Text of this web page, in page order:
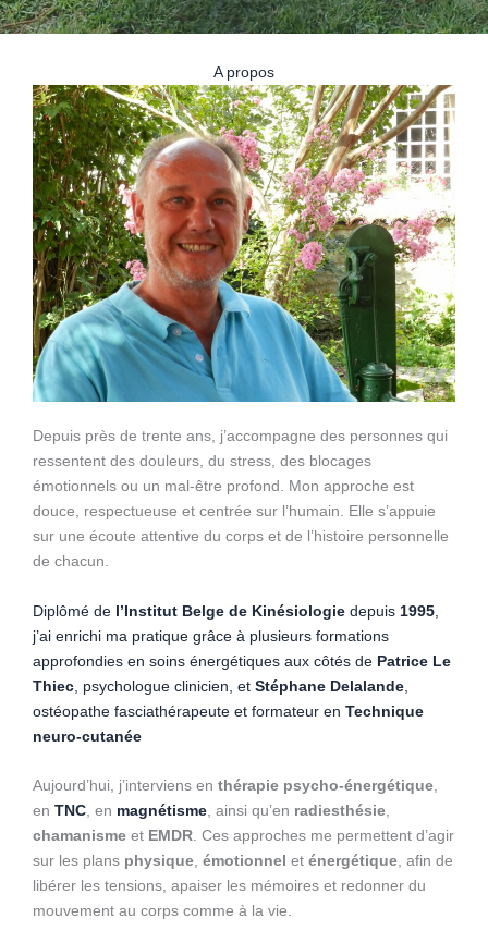
A propos
Depuis près de trente ans, j’accompagne des personnes qui
ressentent des douleurs, du stress, des blocages
émotionnels ou un mal-être profond. Mon approche est
douce, respectueuse et centrée sur l’humain. Elle s’appuie
sur une écoute attentive du corps et de l’histoire personnelle
de chacun.
Diplômé de l’Institut Belge de Kinésiologie depuis 1995
j’ai enrichi ma pratique grâce à plusieurs formations
approfondies en soins énergétiques aux côtés de Patrice Le
Thiec , psychologue clinicien, et Stéphane Delalande
ostéopathe fasciathérapeute et formateur en Technique
neuro-cutanée
Aujourd’hui, j’interviens en thérapie psycho-énergétique
en TNC , en magnétisme , ainsi qu’en radiesthésie
chamanisme et EMDR . Ces approches me permettent d’agir
sur les plans physique émotionnel et énergétique , afin de
libérer les tensions, apaiser les mémoires et redonner du
mouvement au corps comme à la vie.